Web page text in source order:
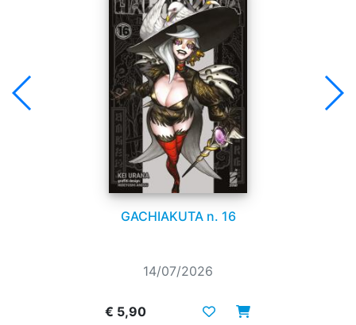
GACHIAKUTA n. 16
14/07/2026
€ 5,90